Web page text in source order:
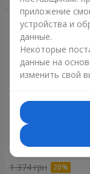
Букет "Времена
1 374 грн
приложение
устройства и
данные.
Некоторые
данные на
изменить свой